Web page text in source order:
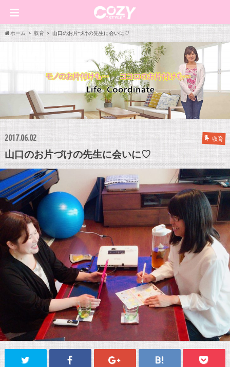
ホーム 収育 山口のお片づけの先生に会いに♡
2017.06.02 収育
山口のお片づけの先生に会いに♡